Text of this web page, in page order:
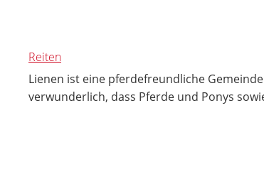
Reiten
Lienen ist eine pferdefreundliche
verwunderlich, dass Pferde und Ponys